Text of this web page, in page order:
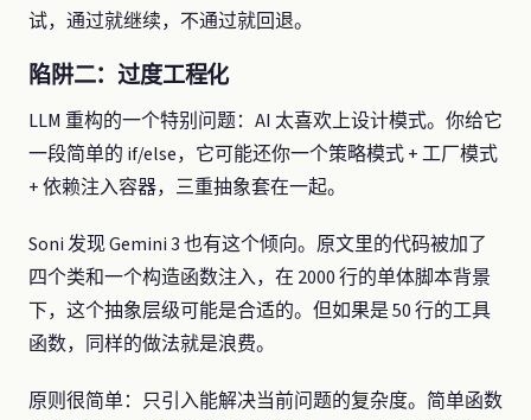
试，通过就继续，不通过就回退。
陷阱二：过度工程化
LLM 重构的一个特别问题：AI 太喜欢上设计模式。你给它
一段简单的 if/else，它可能还你一个策略模式 + 工厂模式
+ 依赖注入容器，三重抽象套在一起。
Soni 发现 Gemini 3 也有这个倾向。原文里的代码被加了
四个类和一个构造函数注入，在 2000 行的单体脚本背景
下，这个抽象层级可能是合适的。但如果是 50 行的工具
函数，同样的做法就是浪费。
原则很简单：只引入能解决当前问题的复杂度。简单函数